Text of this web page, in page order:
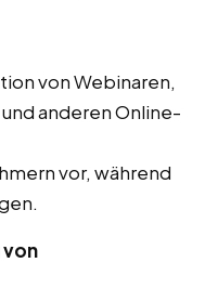
von Webinaren,
anderen Online-
vor, während
von